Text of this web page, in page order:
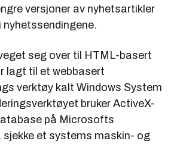
versjoner av nyhetsartikler
nyhetssendingene.
seg over til HTML-basert
lagt til et webbasert
verktøy kalt Windows System
bruker ActiveX-
på Microsofts
sjekke et systems maskin- og